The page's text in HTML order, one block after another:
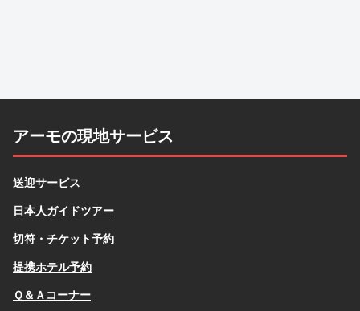
アーモの現地サービス
送迎サービス
日本人ガイドツアー
切符・チケット予約
提携ホテル予約
Ｑ＆Ａコーナー